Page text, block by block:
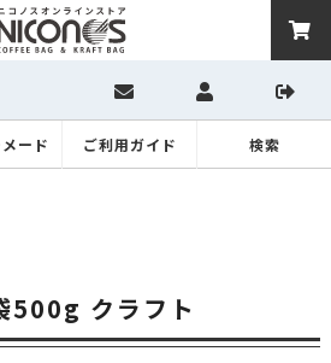
ード ご利用ガイド 検索
500g クラフト